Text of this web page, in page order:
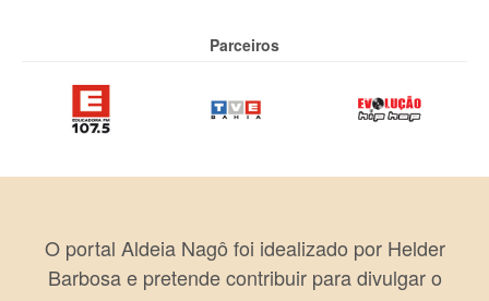
Parceiros
O portal Aldeia Nagô foi idealizado por Helder
Barbosa e pretende contribuir para divulgar o